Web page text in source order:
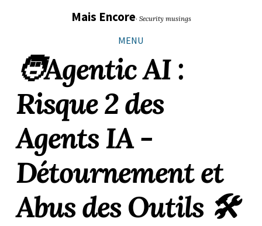
navigation
principale
Mais Encore· Security musings
MENU
🧑‍Agentic AI :
Risque 2 des
Agents IA -
Détournement et
Abus des Outils 🛠️